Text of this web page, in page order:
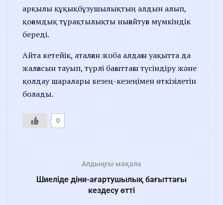
арқылы құқықбұзушылықтың алдын алып,
қоғамдық тұрақтылықты нығайтуға мүмкіндік
береді.
Айта кетейік, аталған жоба алдағы уақытта да
жалғасын тауып, түрлі бағыттағы түсіндіру және
қолдау шаралары кезең-кезеңімен өткізілетін
болады.
0
Алдыңғы мақала
Шиеліде діни-ағартушылық бағыттағы
кездесу өтті